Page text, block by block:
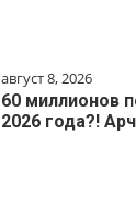
август 8, 2026
60 миллионов
2026 года?!